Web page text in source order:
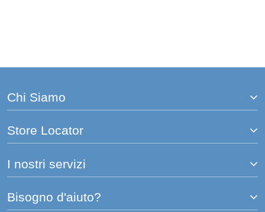
Chi Siamo
Store Locator
I nostri servizi
Bisogno d'aiuto?